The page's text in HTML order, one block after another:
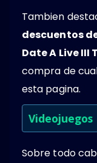
Tambien
descuentos
Date A Live III
compra de
esta pagina.
Videojuegos
Sobre todo